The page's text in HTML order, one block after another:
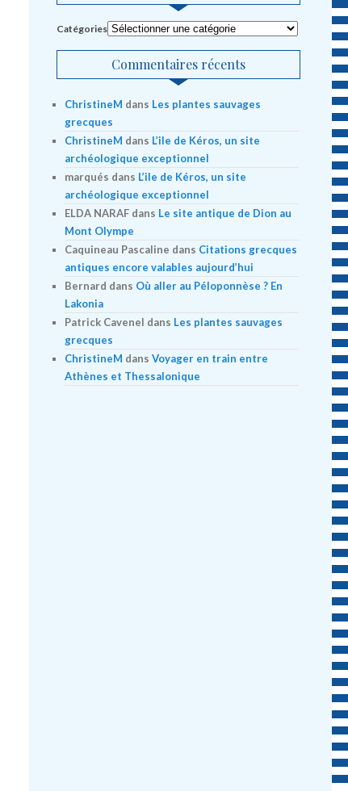
Catégories
Commentaires récents
ChristineM dans Les plantes sauvages
grecques
ChristineM dans L’ile de Kéros, un site
archéologique exceptionnel
marqués dans L’ile de Kéros, un site
archéologique exceptionnel
ELDA NARAFdans Le site antique de Dion au
Mont Olympe
Caquineau Pascaline dans Citations grecques
antiques encore valables aujourd’hui
Bernard dans Où aller au Péloponnèse ? En
Lakonia
Patrick Cavenel dans Les plantes sauvages
grecques
ChristineM dans Voyager en train entre
Athènes et Thessalonique